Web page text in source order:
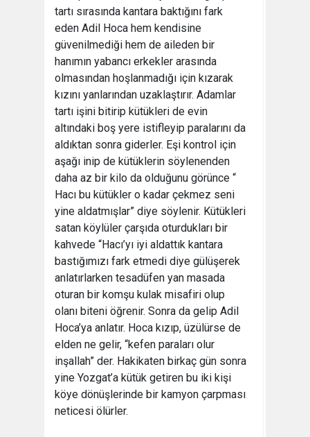
tartı sırasında kantara baktığını fark
eden Adil Hoca hem kendisine
güvenilmediği hem de aileden bir
hanımın yabancı erkekler arasında
olmasından hoşlanmadığı için kızarak
kızını yanlarından uzaklaştırır. Adamlar
tartı işini bitirip kütükleri de evin
altındaki boş yere istifleyip paralarını da
aldıktan sonra giderler. Eşi kontrol için
aşağı inip de kütüklerin söylenenden
daha az bir kilo da olduğunu görünce “
Hacı bu kütükler o kadar çekmez seni
yine aldatmışlar” diye söylenir. Kütükleri
satan köylüler çarşıda oturdukları bir
kahvede “Hacı’yı iyi aldattık kantara
bastığımızı fark etmedi diye gülüşerek
anlatırlarken tesadüfen yan masada
oturan bir komşu kulak misafiri olup
olanı biteni öğrenir. Sonra da gelip Adil
Hoca’ya anlatır. Hoca kızıp, üzülürse de
elden ne gelir, “kefen paraları olur
inşallah” der. Hakikaten birkaç gün sonra
yine Yozgat’a kütük getiren bu iki kişi
köye dönüşlerinde bir kamyon çarpması
neticesi ölürler.